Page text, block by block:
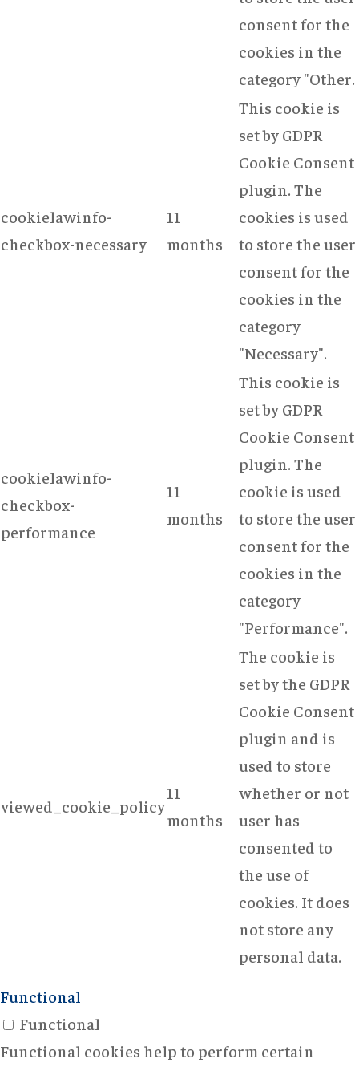
consent for the
cookies in the
category "Other.
cookielawinfo-
checkbox-necessary
11
months
This cookie is
set by GDPR
Cookie Consent
plugin. The
cookies is used
to store the user
consent for the
cookies in the
category
"Necessary".
cookielawinfo-
checkbox-
performance
11
months
This cookie is
set by GDPR
Cookie Consent
plugin. The
cookie is used
to store the user
consent for the
cookies in the
category
"Performance".
viewed_cookie_policy
11
months
The cookie is
set by the GDPR
Cookie Consent
plugin and is
used to store
whether or not
user has
consented to
the use of
cookies. It does
not store any
personal data.
Functional
Functional
Functional cookies help to perform certain